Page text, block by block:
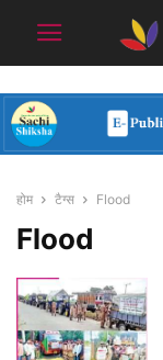
होम टैग्स Flood
Flood